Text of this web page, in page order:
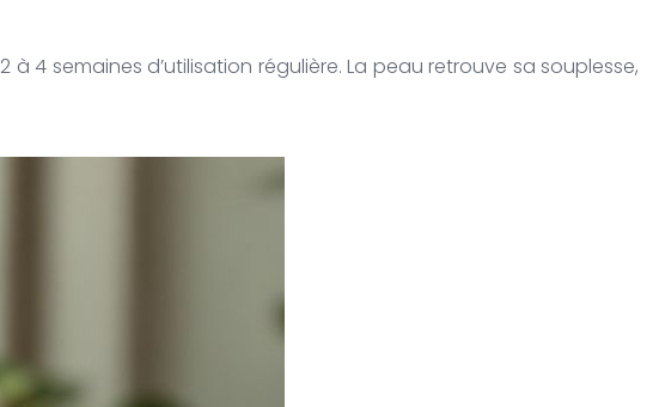
4 semaines d’utilisation régulière. La peau retrouve sa souplesse,